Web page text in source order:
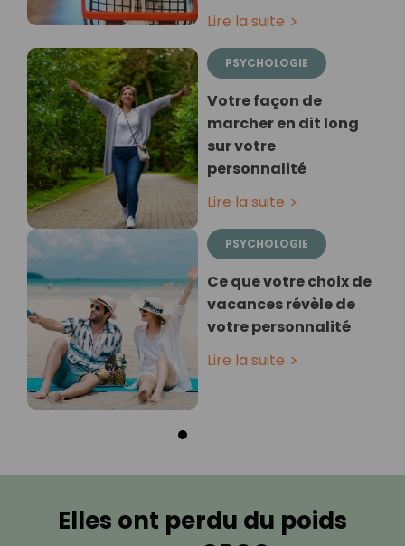
Lire la suite
PSYCHOLOGIE
Votre façon de
marcher en dit long
sur votre
personnalité
Lire la suite
PSYCHOLOGIE
Ce que votre choix de
vacances révèle de
votre personnalité
Lire la suite
Elles ont perdu du poids